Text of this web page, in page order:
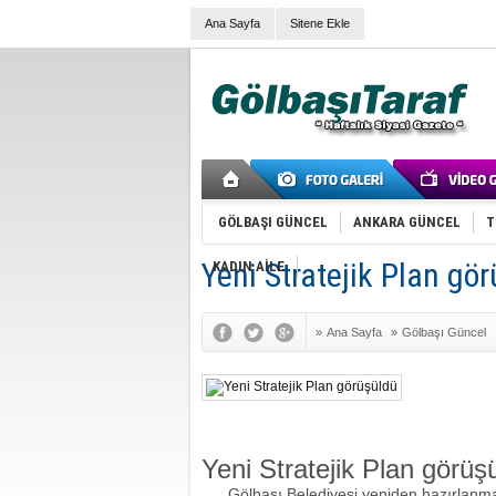
Ana Sayfa Sitene Ekle
GÖLBAŞI GÜNCEL ANKARA GÜNCEL
KADIN AİLE
Yeni Stratejik Plan
» Ana Sayfa » Gölbaşı Güncel
Yeni Stratejik Plan